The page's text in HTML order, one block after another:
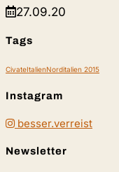
27.09.20
Tags
CivateItalienNorditalien 2015
Instagram
besser.verreist
Newsletter